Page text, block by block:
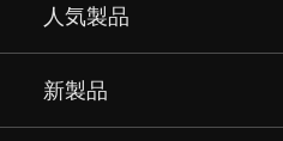
人気製品
新製品